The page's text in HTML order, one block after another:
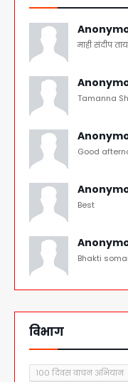
माही संदीप
Tamanna
Good
Best
Bhakti
विभाग
१०० दिवस वाचन अभियान